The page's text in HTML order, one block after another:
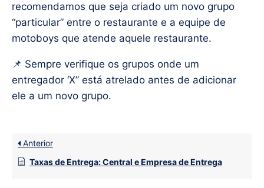
recomendamos que seja criado um novo grupo
“particular” entre o restaurante e a equipe de
motoboys que atende aquele restaurante.
📌 Sempre verifique os grupos onde um
entregador ‘X” está atrelado antes de adicionar
ele a um novo grupo.
Anterior
Taxas de Entrega: Central e Empresa de Entrega